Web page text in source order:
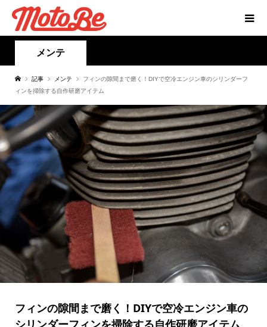
メンテ
記事 メンテ
フィンの隙間まで磨く！DIYで空冷エンジン車のシリンダーフ
ィンを掃除する自作研磨アイテム
フィンの隙間まで磨く！DIYで空冷エンジン車の
シリンダーフィンを掃除する自作研磨アイテム